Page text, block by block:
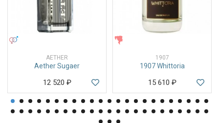
AETHER
Aether Sugaer
12 520 ₽
1907
1907 Whittoria
15 610 ₽